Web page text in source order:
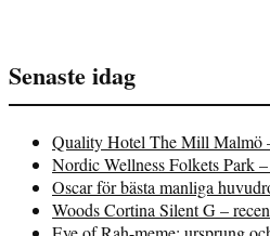
Senaste idag
Quality Hotel The Mill Malmö
Nordic Wellness Folkets Park
Oscar för bästa manliga
Woods Cortina Silent G –